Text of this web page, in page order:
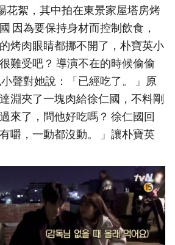
花絮，其中拍在東景家屋塔房烤
因為要保持身材而控制飲食，
烤肉眼睛都挪不開了，朴寶英小
難受吧？ 導演不在的時候偷偷
聲對她說：「已經吃了。 」原
淵夾了一塊肉給徐仁國，不料剛
來了，問他好吃嗎？ 徐仁國回
嚼，一動都沒動。 」讓朴寶英